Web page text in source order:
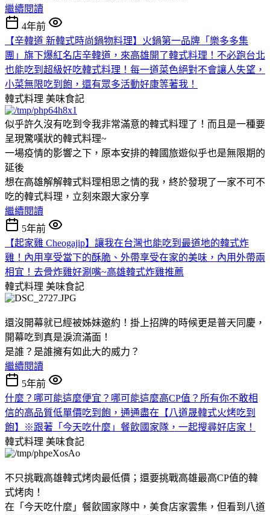
繼續閱讀
4年前
【辛韓道 新韓式時尚鍋物料理】火鍋第一品牌「樂多多集
團」旗下爆紅名店辛韓道，來高雄開了韓式料理！不必跑台北
也能吃到超級好吃韓式料理！每一道菜色絕對不會讓人失望，
小菜無限吃到飽，還有眾多活動好康等著我！
韓式料理 美味食記
似乎許久沒有吃到令我非常滿意的韓式料理了！而且是一種要
呈現驚嘆狀的韓式料理~
一場疫情的影響之下，原本安排的韓國旅遊似乎也是無限期的
延後
想在高雄解解韓式料理相思之情的我，終於發現了一家不可不
吃的韓式料理，立刻來跟大家分享
繼續閱讀
5年前
【起家雞 Cheogajip】讓我在台灣也能吃到最道地的韓式炸
雞！內用享受當下的酥脆、外帶享受在家的美味，內用外帶兩
相宜！去骨炸雞好涮嘴~高雄韓式炸雞推薦
韓式料理 美味食記
還沒開幕就已經被姊妹邀約！掛上招牌的時候更是普天同慶，
開幕吃到真是淚流滿面！
是誰？是誰擁有如此大的威力？
繼續閱讀
5年前
什麼？哪可能這麼便宜？哪可能這麼高CP值？所有你不敢相
信的高品質低單價吃到飽，通通盡在【八道晟韓式火烤吃到
飽】※跟著「今天吃什麼」餐飲國家隊，一起搜尋好店家！
韓式料理 美味食記
不只挑戰高雄韓式烤肉最低價；還要挑戰高雄最高CP值的韓
式烤肉！
在「今天吃什麼」餐飲國家隊中，美食店家雲集，但看到八道